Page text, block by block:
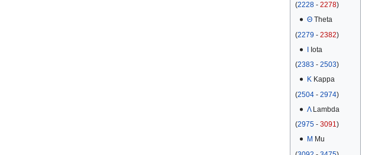
(2228 - 2278)
ΘTheta
(2279 - 2382)
Iota
(2383 - 2503)
ΚKappa
(2504 - 2974)
ΛLambda
(2975 - 3091)
Μ Mu